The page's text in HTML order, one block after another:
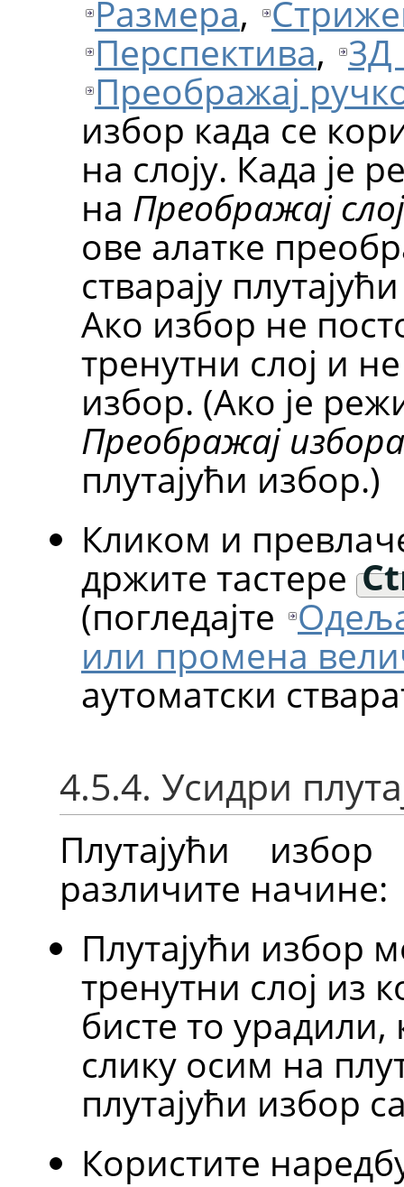
Размера,
Перспектива, 3Д
Преображај
избор када се
на слоју. Када је
на Преображај
ове алатке
стварају
Ако избор не
тренутни слој и
избор. (Ако је
Преображај избора
плутајући избор.)
Кликом и
држите тастере
(погледајте
или промена
аутоматски
4.5.4. Усидри
Плутајући
различите начине:
Плутајући избор
тренутни слој из
бисте то
слику осим на
плутајући избор
Користите